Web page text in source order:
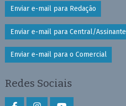
Enviar e-mail para Redação
Enviar e-mail para Central/Assinante
Enviar e-mail para o Comercial
Redes Sociais